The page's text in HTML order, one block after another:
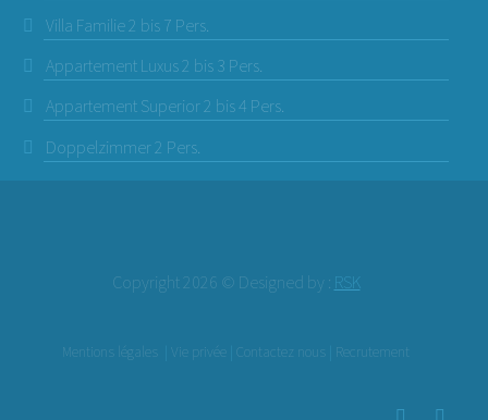
Villa Familie 2 bis 7 Pers.
Appartement Luxus 2 bis 3 Pers.
Appartement Superior 2 bis 4 Pers.
Doppelzimmer 2 Pers.
Copyright 2026 © Designed by : RSK
Mentions légales Vie privée Contactez nous Recrutement